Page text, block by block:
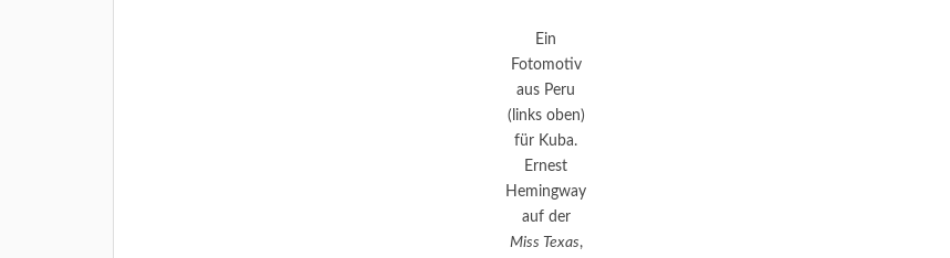
Ein
Fotomotiv
aus Peru
(links oben)
für Kuba.
Ernest
Hemingway
auf der
Miss Texas,